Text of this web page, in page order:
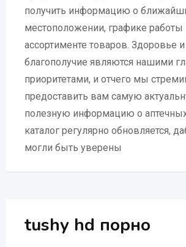
получить информацию о
местоположении, графике работы
ассортименте товаров. Здоровье и
благополучие являются нашими
приоритетами, и отчего мы
предоставить вам самую
полезную информацию о
каталог регулярно обновляется,
могли быть уверены
tushy hd порно